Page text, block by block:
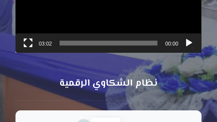
00:00
03:02
نظام الشكاوي الرقمية